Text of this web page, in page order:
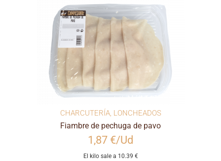
CHARCUTERÍA, LONCHEADOS
Fiambre de pechuga de pavo
1,87 €/Ud
El kilo sale a 10.39 €